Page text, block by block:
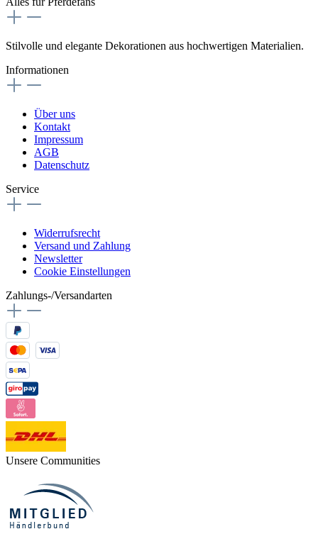
Stilvolle und elegante Dekorationen aus hochwertigen Materialien.
Informationen
Über uns
Kontakt
Impressum
AGB
Datenschutz
Service
Widerrufsrecht
Versand und Zahlung
Newsletter
Cookie Einstellungen
Zahlungs-/Versandarten
Unsere Communities